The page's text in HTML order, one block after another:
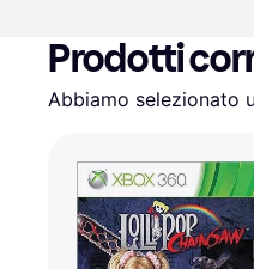
Prodotti
Abbiamo selezionato